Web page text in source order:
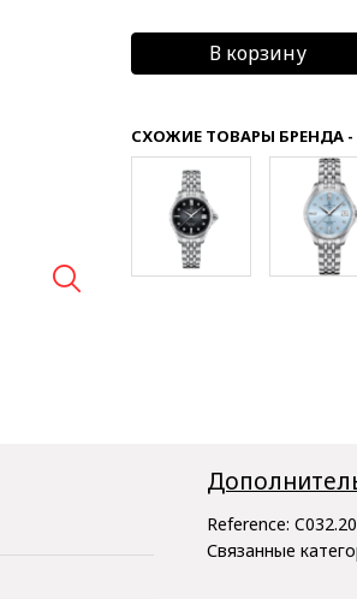
В корзину
СХОЖИЕ ТОВАРЫ БРЕНДА -
Reference:
Связанные